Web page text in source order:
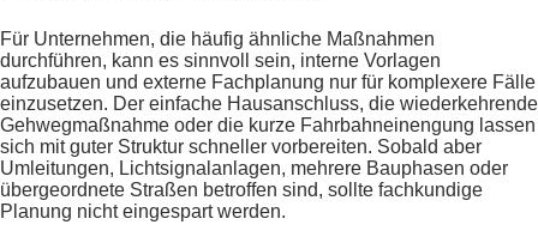
Für Unternehmen, die häufig ähnliche Maßnahmen
durchführen, kann es sinnvoll sein, interne Vorlagen
aufzubauen und externe Fachplanung nur für komplexere Fälle
einzusetzen. Der einfache Hausanschluss, die wiederkehrende
Gehwegmaßnahme oder die kurze Fahrbahneinengung lassen
sich mit guter Struktur schneller vorbereiten. Sobald aber
Umleitungen, Lichtsignalanlagen, mehrere Bauphasen oder
übergeordnete Straßen betroffen sind, sollte fachkundige
Planung nicht eingespart werden.